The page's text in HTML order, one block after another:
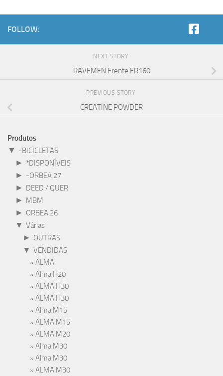
FOLLOW:
NEXT STORY
RAVEMEN Frente FR160
PREVIOUS STORY
CREATINE POWDER
Produtos
▼ -BICICLETAS
► *DISPONÍVEIS
► -ORBEA 27
► DEED / QUER
► MBM
► ORBEA 26
▼ Várias
► OUTRAS
▼ VENDIDAS
ALMA
Alma H20
ALMA H30
ALMA H30
Alma M15
ALMA M15
ALMA M20
Alma M30
Alma M30
ALMA M30